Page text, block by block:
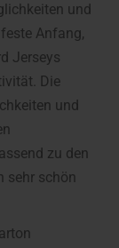
und
Anfang,
Jerseys
Die
und
zu den
sehr schön